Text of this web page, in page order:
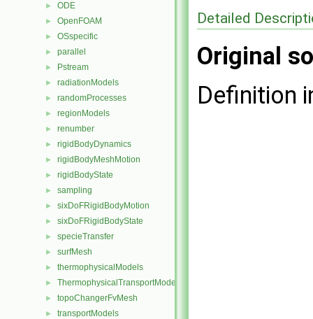
► ODE
► OpenFOAM
► OSspecific
► parallel
► Pstream
► radiationModels
► randomProcesses
► regionModels
► renumber
► rigidBodyDynamics
► rigidBodyMeshMotion
► rigidBodyState
► sampling
► sixDoFRigidBodyMotion
► sixDoFRigidBodyState
► specieTransfer
► surfMesh
► thermophysicalModels
► ThermophysicalTransportModels
► topoChangerFvMesh
► transportModels
Detailed
Original
Definition